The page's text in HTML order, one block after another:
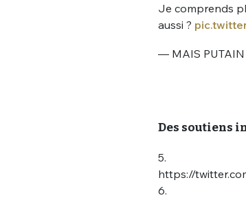
Je comprends
aussi ?
— MAIS PUTAIN
Des soutiens
5.
https://
6.